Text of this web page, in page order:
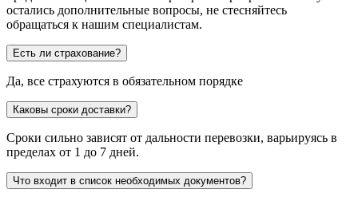
остались дополнительные вопросы, не стесняйтесь
обращаться к нашим специалистам.
Есть ли страхование?
Да, все страхуются в обязательном порядке
Каковы сроки доставки?
Сроки сильно зависят от дальности перевозки, варьируясь в
пределах от 1 до 7 дней.
Что входит в список необходимых документов?